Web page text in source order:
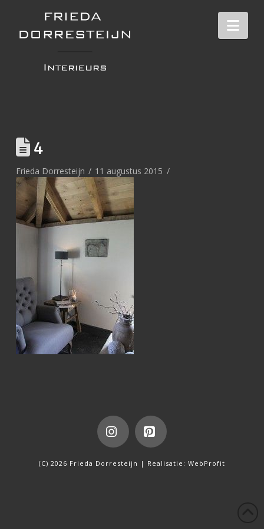
4
Frieda Dorresteijn 11 augustus 2015
InstagramPinterest
(C) 2026 Frieda Dorresteijn | Realisatie: WebProfit